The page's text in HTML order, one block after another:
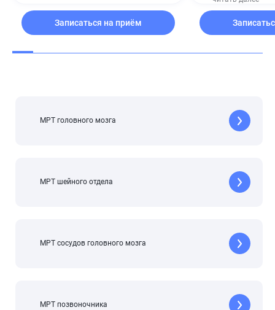
Записаться на приём
МРТ головного мозга
МРТ шейного отдела
МРТ сосудов головного мозга
МРТ позвоночника